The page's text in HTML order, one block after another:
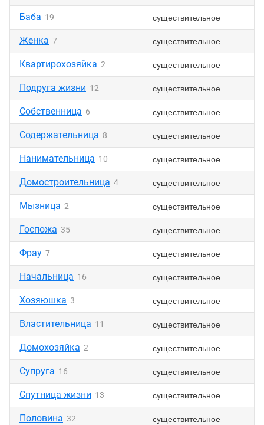
Баба 19 существительное
Женка 7 существительное
Квартирохозяйка 2 существительное
Подруга жизни 12 существительное
Собственница 6 существительное
Содержательница 8 существительное
Нанимательница 10 существительное
Домостроительница 4 существительное
Мызница 2 существительное
Госпожа 35 существительное
Фрау 7 существительное
Начальница 16 существительное
Хозяюшка 3 существительное
Властительница 11 существительное
Домохозяйка 2 существительное
Супруга 16 существительное
Спутница жизни 13 существительное
Половина 32 существительное